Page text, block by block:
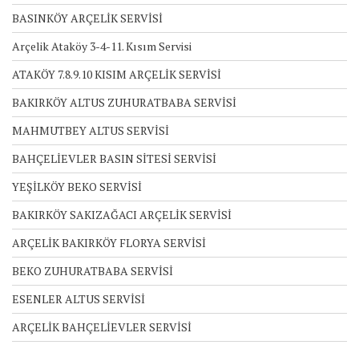
BASINKÖY ARÇELİK SERVİSİ
Arçelik Ataköy 3-4-11. Kısım Servisi
ATAKÖY 7.8.9.10 KISIM ARÇELİK SERVİSİ
BAKIRKÖY ALTUS ZUHURATBABA SERVİSİ
MAHMUTBEY ALTUS SERVİSİ
BAHÇELİEVLER BASIN SİTESİ SERVİSİ
YEŞİLKÖY BEKO SERVİSİ
BAKIRKÖY SAKIZAĞACI ARÇELİK SERVİSİ
ARÇELİK BAKIRKÖY FLORYA SERVİSİ
BEKO ZUHURATBABA SERVİSİ
ESENLER ALTUS SERVİSİ
ARÇELİK BAHÇELİEVLER SERVİSİ